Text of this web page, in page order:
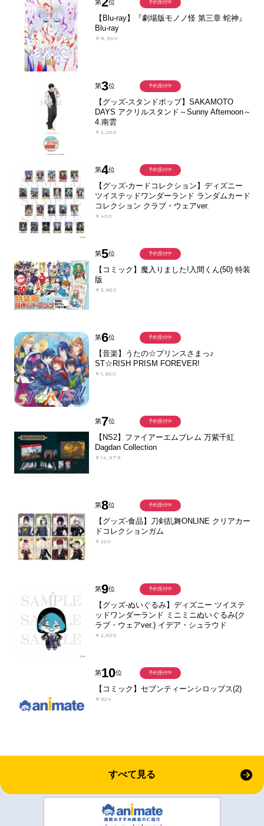
第 位
【Blu-ray】『劇場版モノノ怪 第三章 蛇神』
Blu-ray
￥9,900
予約受付中
第3位
【グッズ-スタンドポップ】SAKAMOTO
DAYS アクリルスタンド～Sunny Afternoon～
4.南雲
￥2,200
予約受付中
第4位
【グッズ-カードコレクション】ディズニー
ツイステッドワンダーランド ランダムカード
コレクション クラブ・ウェアver.
￥400
予約受付中
第5位
【コミック】魔入りました!入間くん(50) 特装
版
￥3,850
予約受付中
第6位
【音楽】うたの☆プリンスさまっ♪
ST☆RISH PRISM FOREVER!
￥1,650
予約受付中
第7位
【NS2】ファイアーエムブレム 万紫千紅
Dagdan Collection
￥14,979
予約受付中
第8位
【グッズ-食品】刀剣乱舞ONLINE クリアカー
ドコレクションガム
￥220
予約受付中
第9位
【グッズ-ぬいぐるみ】ディズニー ツイステ
ッドワンダーランド ミニミニぬいぐるみ(ク
ラブ・ウェアver.) イデア・シュラウド
￥2,500
予約受付中
第10位
【コミック】セブンティーンシロップス(2)
￥924
予約受付中
すべて見る